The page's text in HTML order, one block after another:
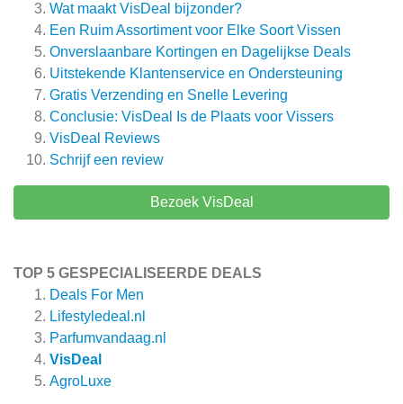
Wat maakt VisDeal bijzonder?
Een Ruim Assortiment voor Elke Soort Vissen
Onverslaanbare Kortingen en Dagelijkse Deals
Uitstekende Klantenservice en Ondersteuning
Gratis Verzending en Snelle Levering
Conclusie: VisDeal Is de Plaats voor Vissers
VisDeal
Reviews
Schrijf een review
Bezoek VisDeal
TOP 5 GESPECIALISEERDE DEALS
Deals For Men
Lifestyledeal.nl
Parfumvandaag.nl
VisDeal
AgroLuxe